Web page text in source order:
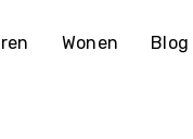
Wonen Blog